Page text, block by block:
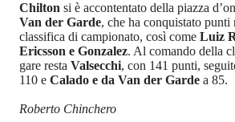
Chilton si è accontentato della piazza
Van der Garde, che ha conquistato
classifica di campionato, così come Luiz
Ericsson e Gonzalez. Al comando della
gare resta Valsecchi, con 141 punti,
110 e Calado e da Van der Garde a 85.
Roberto Chinchero